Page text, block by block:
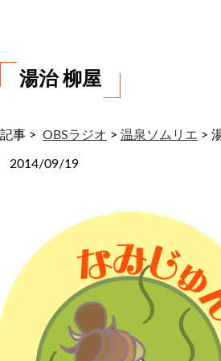
湯治 柳屋
記事 > OBSラジオ > 温泉ソムリエ >
2014/09/19